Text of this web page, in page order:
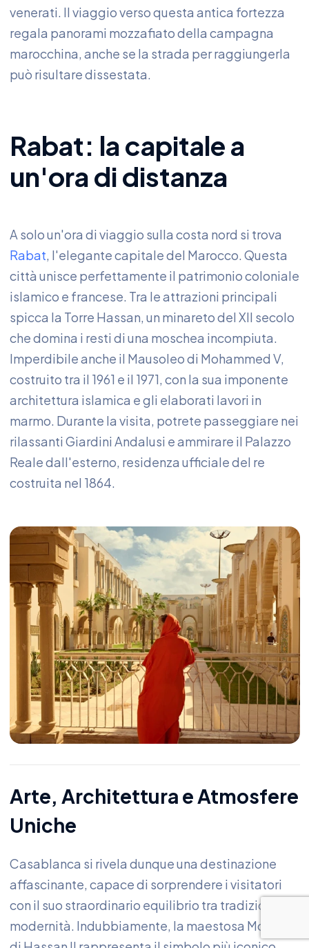
venerati. Il viaggio verso questa antica fortezza
regala panorami mozzafiato della campagna
marocchina, anche se la strada per raggiungerla
può risultare dissestata.
Rabat: la capitale a
un'ora di distanza
A solo un'ora di viaggio sulla costa nord si trova
Rabat , l'elegante capitale del Marocco. Questa
città unisce perfettamente il patrimonio coloniale
islamico e francese. Tra le attrazioni principali
spicca la Torre Hassan, un minareto del XII secolo
che domina i resti di una moschea incompiuta.
Imperdibile anche il Mausoleo di Mohammed V,
costruito tra il 1961 e il 1971, con la sua imponente
architettura islamica e gli elaborati lavori in
marmo. Durante la visita, potrete passeggiare nei
rilassanti Giardini Andalusi e ammirare il Palazzo
Reale dall'esterno, residenza ufficiale del re
costruita nel 1864.
Arte, Architettura e Atmosfere
Uniche
Casablanca si rivela dunque una destinazione
affascinante, capace di sorprendere i visitatori
con il suo straordinario equilibrio tra tradizione e
modernità. Indubbiamente, la maestosa Moschea